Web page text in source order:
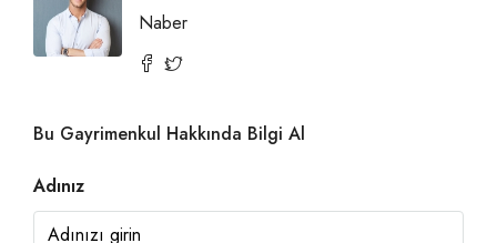
Naber
Bu Gayrimenkul Hakkında Bilgi Al
Adınız